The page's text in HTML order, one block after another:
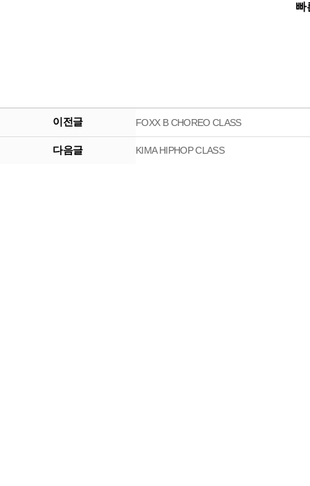
빠
이전글 FOXX B CHOREO CLASS
다음글 KIMA HIPHOP CLASS